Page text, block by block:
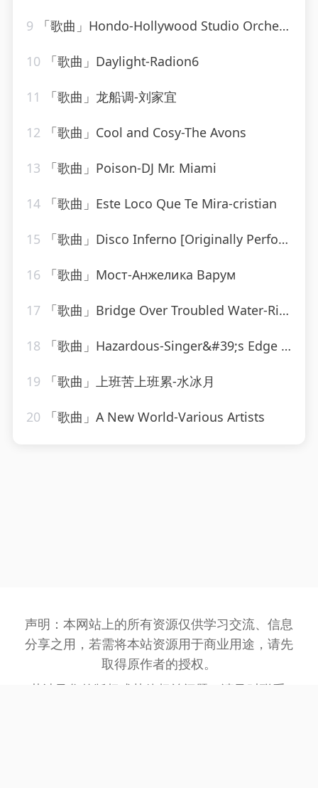
9 「歌曲」Hondo-Hollywood Studio Orchestra
10 「歌曲」Daylight-Radion6
11 「歌曲」龙船调-刘家宜
12 「歌曲」Cool and Cosy-The Avons
13 「歌曲」Poison-DJ Mr. Miami
14 「歌曲」Este Loco Que Te Mira-cristian
15 「歌曲」Disco Inferno [Originally Performed By The Trammps]-Musosis
16 「歌曲」Мост-Анжелика Варум
17 「歌曲」Bridge Over Troubled Water-Ringtone Track Masters
18 「歌曲」Hazardous-Singer&#39;s Edge Karaoke
19 「歌曲」上班苦上班累-水冰月
20 「歌曲」A New World-Various Artists
声明：本网站上的所有资源仅供学习交流、信息
分享之用，若需将本站资源用于商业用途，请先
取得原作者的授权。
若涉及您的版权或其他权益问题，请及时联系: